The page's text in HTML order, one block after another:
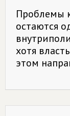
Проблемы
остаются
хотя
этом